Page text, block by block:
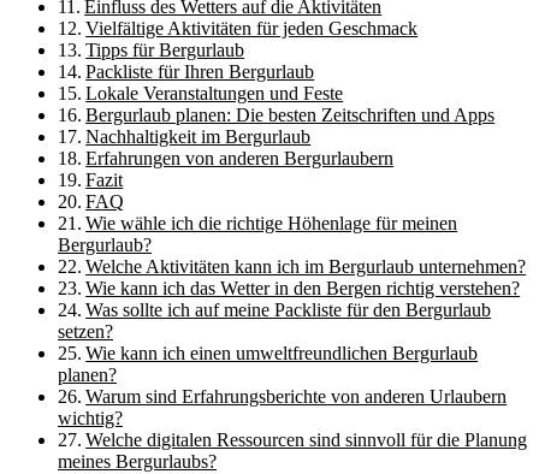
Einfluss des Wetters auf die Aktivitäten
Vielfältige Aktivitäten für jeden Geschmack
Tipps für Bergurlaub
Packliste für Ihren Bergurlaub
Lokale Veranstaltungen und Feste
Bergurlaub planen: Die besten Zeitschriften und Apps
Nachhaltigkeit im Bergurlaub
Erfahrungen von anderen Bergurlaubern
Fazit
FAQ
Wie wähle ich die richtige Höhenlage für meinen
Bergurlaub?
Welche Aktivitäten kann ich im Bergurlaub unternehmen?
Wie kann ich das Wetter in den Bergen richtig verstehen?
Was sollte ich auf meine Packliste für den Bergurlaub
setzen?
Wie kann ich einen umweltfreundlichen Bergurlaub
planen?
Warum sind Erfahrungsberichte von anderen Urlaubern
wichtig?
Welche digitalen Ressourcen sind sinnvoll für die Planung
meines Bergurlaubs?